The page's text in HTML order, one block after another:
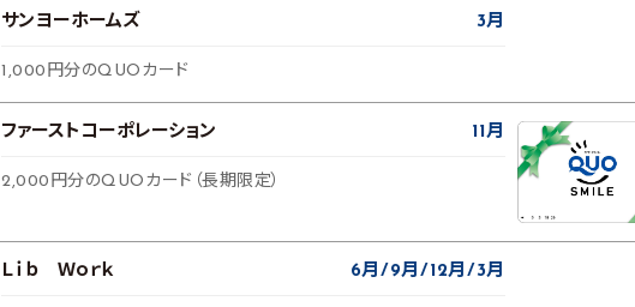
サンヨーホームズ 3月
1,000円分のQUOカード
ファーストコーポレーション 11月
2,000円分のQUOカード（長期限定）
Ｌｉｂ Ｗｏｒｋ 6月 9月 12月 3月